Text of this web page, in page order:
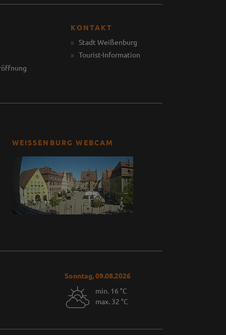
KONTAKT
Stadt Weißenburg
Tourist-Information
WEISSENBURG WEBCAM
Sonntag, 09.08.2026
min. 16 °C
max. 32 °C